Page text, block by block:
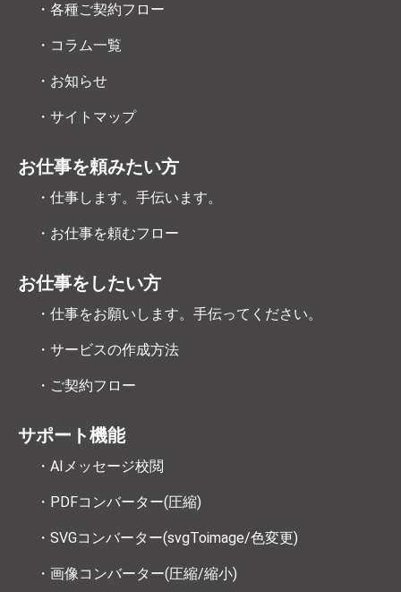
・各種ご契約フロー
・コラム一覧
・お知らせ
・サイトマップ
お仕事を頼みたい方
・仕事します。手伝います。
・お仕事を頼むフロー
お仕事をしたい方
・仕事をお願いします。手伝ってください。
・サービスの作成方法
・ご契約フロー
サポート機能
・AIメッセージ校閲
・PDFコンバーター(圧縮)
・SVGコンバーター(svgToimage/色変更)
・画像コンバーター(圧縮/縮小)